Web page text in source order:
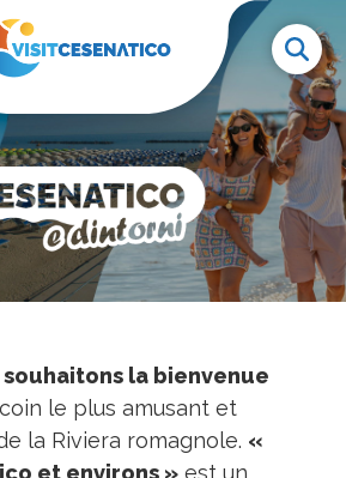
souhaitons la bienvenue
le plus amusant et
la Riviera romagnole. «
et environs » est un